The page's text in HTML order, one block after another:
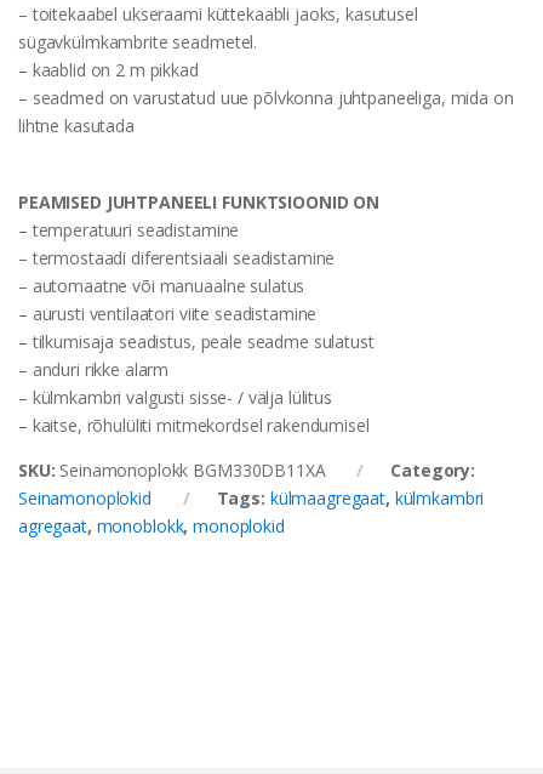
– toitekaabel ukseraami küttekaabli jaoks, kasutusel
sügavkülmkambrite seadmetel.
– kaablid on 2 m pikkad
– seadmed on varustatud uue põlvkonna juhtpaneeliga, mida on
lihtne kasutada
PEAMISED JUHTPANEELI FUNKTSIOONID ON
– temperatuuri seadistamine
– termostaadi diferentsiaali seadistamine
– automaatne või manuaalne sulatus
– aurusti ventilaatori viite seadistamine
– tilkumisaja seadistus, peale seadme sulatust
– anduri rikke alarm
– külmkambri valgusti sisse- / välja lülitus
– kaitse, rõhulüliti mitmekordsel rakendumisel
SKU: Seinamonoplokk BGM330DB11XA
Category:
Seinamonoplokid
Tags: külmaagregaat, külmkambri
agregaat, monoblokk,monoplokid